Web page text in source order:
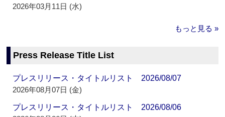
2026年03月11日 (水)
もっと見る »
Press Release Title List
プレスリリース・タイトルリスト 2026/08/07
2026年08月07日 (金)
プレスリリース・タイトルリスト 2026/08/06